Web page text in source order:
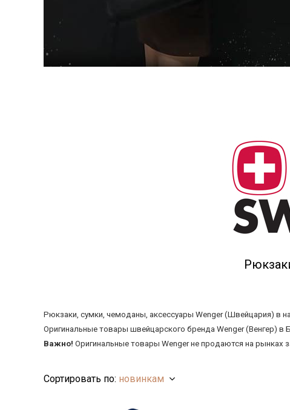
Рюкзаки, сумки, чемоданы, аксессуары Wenger (Швейцария) в
Оригинальные товары швейцарского бренда Wenger (Венгер) в
Важно! Оригинальные товары Wenger не продаются на рынках
Сортировать по: новинкам